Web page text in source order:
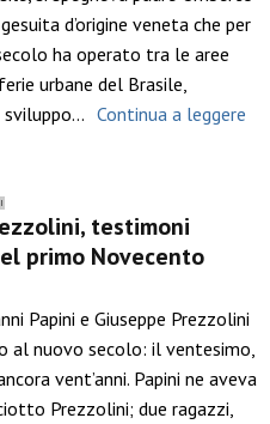
d’origine veneta che per
ha operato tra le aree
urbane del Brasile,
sviluppo… Continua a leggere
testimoni
primo Novecento
Papini e Giuseppe Prezzolini
al nuovo secolo: il ventesimo,
vent’anni. Papini ne aveva
Prezzolini; due ragazzi,